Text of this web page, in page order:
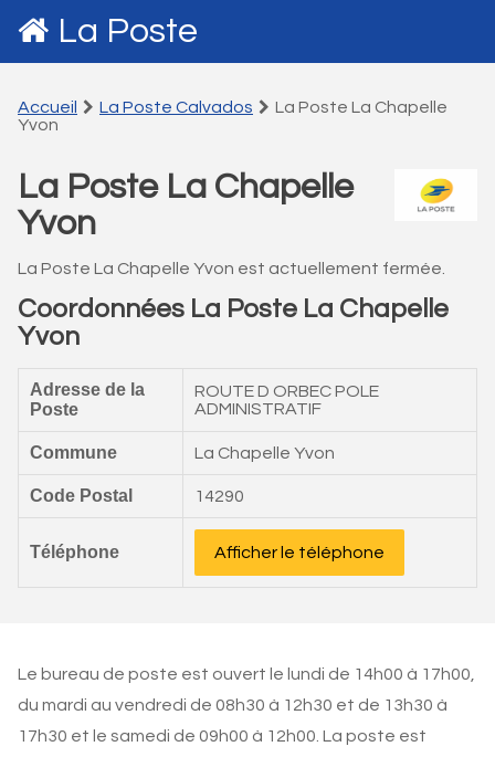
La Poste
Accueil La Poste Calvados
La Poste La Chapelle
Yvon
La Poste La Chapelle
Yvon
La Poste La Chapelle Yvon est actuellement fermée.
Coordonnées La Poste La Chapelle
Yvon
Adresse de la
Poste
ROUTE D ORBEC POLE
ADMINISTRATIF
Commune La Chapelle Yvon
Code Postal 14290
Téléphone Afficher le téléphone
Le bureau de poste est ouvert le lundi de 14h00 à 17h00,
du mardi au vendredi de 08h30 à 12h30 et de 13h30 à
17h30 et le samedi de 09h00 à 12h00. La poste est